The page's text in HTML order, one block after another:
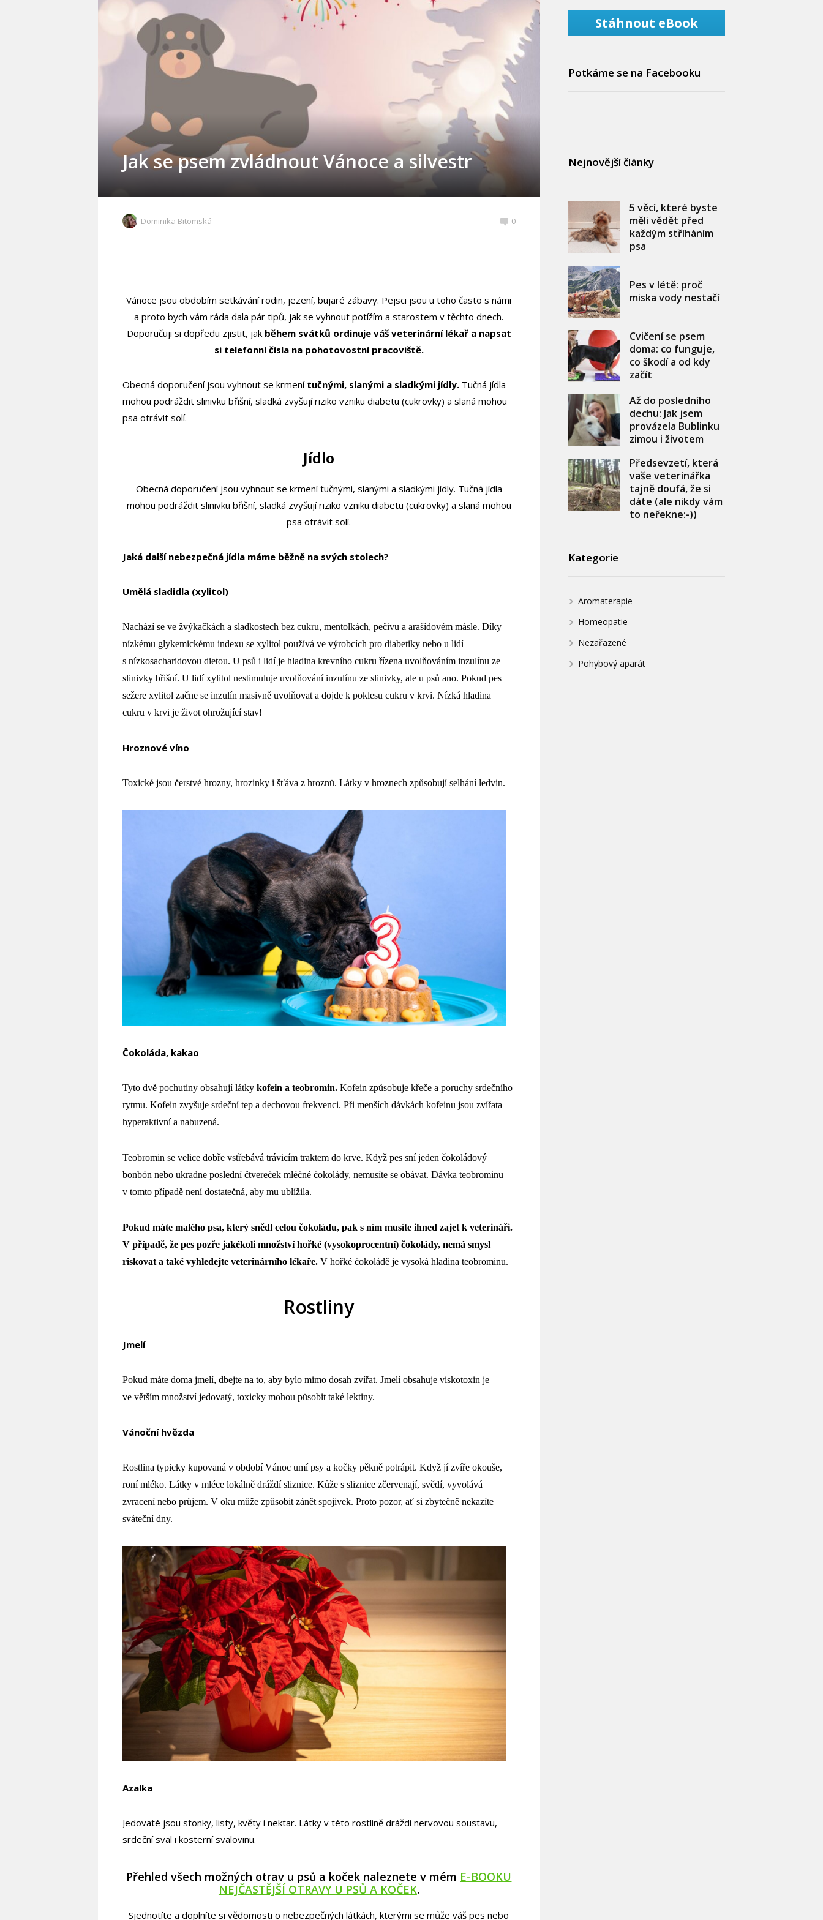
Jak se psem zvládnout Vánoce a silvestr
Dominika Bitomská 0
Vánoce jsou obdobím setkávání rodin, jezení, bujaré zábavy. Pejsci jsou u toho často s námi
a proto bych vám ráda dala pár tipů, jak se vyhnout potížím a starostem v těchto dnech.
Doporučuji si dopředu zjistit, jakběhem svátků ordinuje váš veterinární lékař a napsat
si telefonní čísla na pohotovostní pracoviště.
Obecná doporučení jsou vyhnout se krmení tučnými, slanými a sladkými jídly. Tučná jídla
mohou podráždit slinivku břišní, sladká zvyšují riziko vzniku diabetu (cukrovky) a slaná mohou
psa otrávit solí.
Jídlo
Obecná doporučení jsou vyhnout se krmení tučnými, slanými a sladkými jídly. Tučná jídla
mohou podráždit slinivku břišní, sladká zvyšují riziko vzniku diabetu (cukrovky) a slaná mohou
psa otrávit solí.
Jaká další nebezpečná jídla máme běžně na svých stolech?
Umělá sladidla (xylitol)
Nachází se ve žvýkačkách a sladkostech bez cukru, mentolkách, pečivu a arašídovém másle. Díky
nízkému glykemickému indexu se xylitol používá ve výrobcích pro diabetiky nebo u lidí
s nízkosacharidovou dietou. U psů i lidí je hladina krevního cukru řízena uvolňováním inzulínu ze
slinivky břišní. U lidí xylitol nestimuluje uvolňování inzulínu ze slinivky, ale u psů ano. Pokud pes
sežere xylitol začne se inzulín masivně uvolňovat a dojde k poklesu cukru v krvi. Nízká hladina
cukru v krvi je život ohrožující stav!
Hroznové víno
Toxické jsou čerstvé hrozny, hrozinky i šťáva z hroznů. Látky v hroznech způsobují selhání ledvin.
Čokoláda, kakao
Tyto dvě pochutiny obsahují látky kofein a teobromin. Kofein způsobuje křeče a poruchy srdečního
rytmu. Kofein zvyšuje srdeční tep a dechovou frekvenci. Při menších dávkách kofeinu jsou zvířata
hyperaktivní a nabuzená.
Teobromin se velice dobře vstřebává trávicím traktem do krve. Když pes sní jeden čokoládový
bonbón nebo ukradne poslední čtvereček mléčné čokolády, nemusíte se obávat. Dávka teobrominu
v tomto případě není dostatečná, aby mu ublížila.
Pokud máte malého psa, který snědl celou čokoládu, pak s ním musíte ihned zajet k veterináři.
V případě, že pes pozře jakékoli množství hořké (vysokoprocentní) čokolády, nemá smysl
riskovat a také vyhledejte veterinárního lékaře. V hořké čokoládě je vysoká hladina teobrominu.
Rostliny
Jmelí
Pokud máte doma jmelí, dbejte na to, aby bylo mimo dosah zvířat. Jmelí obsahuje viskotoxin je
ve větším množství jedovatý, toxicky mohou působit také lektiny.
Vánoční hvězda
Rostlina typicky kupovaná v období Vánoc umí psy a kočky pěkně potrápit. Když jí zvíře okouše,
roní mléko. Látky v mléce lokálně dráždísliznice. Kůže s sliznice zčervenají, svědí, vyvolává
zvracení nebo průjem. V oku může způsobit zánět spojivek. Proto pozor, ať si zbytečně nekazíte
sváteční dny.
Azalka
Jedovaté jsou stonky, listy, květy i nektar. Látky v této rostlině dráždí nervovou soustavu,
srdeční sval i kosterní svalovinu.
Přehled všech možných otrav u psů a koček naleznete v mém E-BOOKU
NEJČASTĚJŠÍ OTRAVY U PSŮ A KOČEK.
Sjednotíte a doplníte si vědomosti o nebezpečných látkách, kterými se může váš pes nebo
Stáhnout eBook
Potkáme se na Facebooku
Nejnovější články
5 věcí, které byste
měli vědět před
každým stříháním
psa
Pes v létě: proč
miska vody nestačí
Cvičení se psem
doma: co funguje,
co škodí a od kdy
začít
Až do posledního
dechu: Jak jsem
provázela Bublinku
zimou i životem
Předsevzetí, která
vaše veterinářka
tajně doufá, že si
dáte (ale nikdy vám
to neřekne:-))
Kategorie
Aromaterapie
Homeopatie
Nezařazené
Pohybový aparát